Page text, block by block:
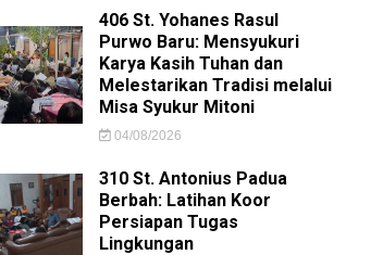
406 St. Yohanes Rasul
Purwo Baru: Mensyukuri
Karya Kasih Tuhan dan
Melestarikan Tradisi melalui
Misa Syukur Mitoni
04/08/2026
310 St. Antonius Padua
Berbah: Latihan Koor
Persiapan Tugas
Lingkungan